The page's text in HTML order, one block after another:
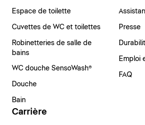
Espace de toilette
Cuvettes de WC et toilettes
Robinetteries de salle de
bains
WC douche SensoWash®
Douche
Bain
Presse
Emploi
FAQ
Carrière